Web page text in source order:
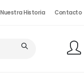
Nuestra Historia Contacto